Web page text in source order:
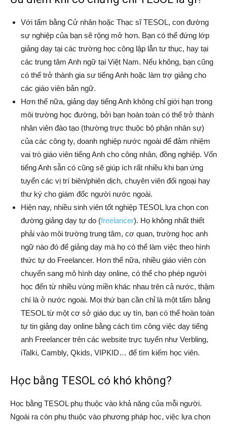
Với tấm bằng Cử nhân hoặc Thạc sĩ TESOL, con đường
sự nghiệp của bạn sẽ rộng mở hơn. Bạn có thể đứng lớp
giảng dạy tại các trường học công lập lẫn tư thục, hay tại
các trung tâm Anh ngữ tại Việt Nam. Nếu không, bạn cũng
có thể trở thành gia sư tiếng Anh hoặc làm trợ giảng cho
các giáo viên bản ngữ.
Hơn thế nữa, giảng dạy tiếng Anh không chỉ giới hạn trong
môi trường học đường, bởi bạn hoàn toàn có thể trở thành
nhân viên đào tạo (thường trực thuộc bộ phận nhân sự)
của các công ty, doanh nghiệp nước ngoài để đảm nhiệm
vai trò giáo viên tiếng Anh cho công nhân, đồng nghiệp. Vốn
tiếng Anh sẵn có cũng sẽ giúp ích rất nhiều khi bạn ứng
tuyển các vị trí biên/phiên dịch, chuyên viên đối ngoại hay
thư ký cho giám đốc người nước ngoài.
Hiện nay, nhiều sinh viên tốt nghiệp TESOL lựa chọn con
đường giảng dạy tự do (freelancer). Họ không nhất thiết
phải vào môi trường trung tâm, cơ quan, trường học anh
ngữ nào đó để giảng dạy mà họ có thể làm việc theo hình
thức tự do Freelancer. Hơn thế nữa, nhiều giáo viên còn
chuyển sang mô hình dạy online, có thể cho phép người
học đến từ nhiều vùng miền khác nhau trên cả nước, thậm
chí là ở nước ngoài. Mọi thứ bạn cần chỉ là một tấm bằng
TESOL từ một cơ sở giáo dục uy tín, bạn có thể hoàn toàn
tự tin giảng dạy online bằng cách tìm công việc dạy tiếng
anh Freelancer trên các website trực tuyến như Verbling,
iTalki, Cambly, Qkids, VIPKID… để tìm kiếm học viên.
Học bằng TESOL có khó không?
Học bằng TESOL phụ thuộc vào khả năng của mỗi người.
Ngoài ra còn phụ thuộc vào phương pháp học, việc lựa chọn